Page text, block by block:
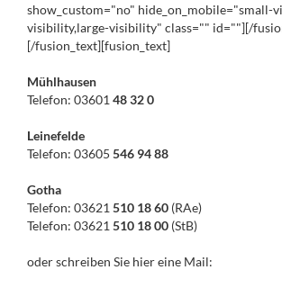
show_custom="no" hide_on_mobile="small-
visibility,large-visibility" class="" id=""][/
[/fusion_text][fusion_text]
Mühlhausen
Telefon: 03601 48 32 0
Leinefelde
Telefon: 03605 546 94 88
Gotha
Telefon: 03621 510 18 60 (RAe)
Telefon: 03621 510 18 00 (StB)
oder schreiben Sie hier eine Mail: